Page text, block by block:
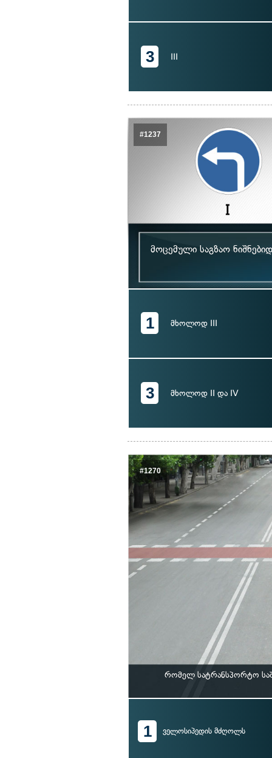
3 III
#1237
მოცემული საგზაო
1 მხოლოდ III
3 მხოლოდ II და IV
#1270
რომელ სატრანსპორტო
1 ველოსიპედის მძღოლს